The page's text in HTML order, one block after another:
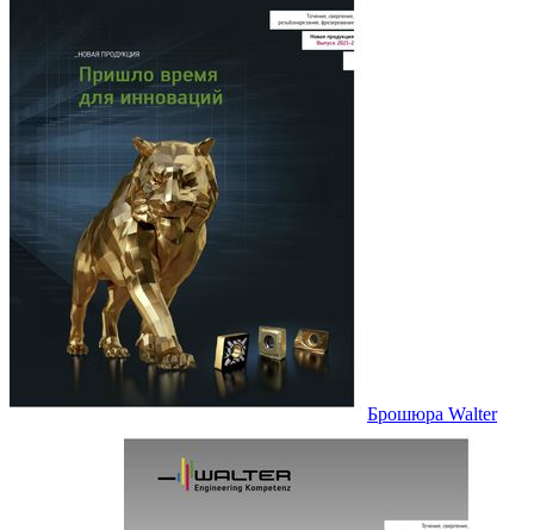
Брошюра Walter